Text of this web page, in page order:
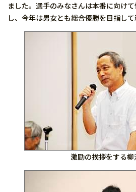
ました。選手のみなさんは本番に向け
し、今年は男女とも総合優勝を目指し
激励の挨拶をする